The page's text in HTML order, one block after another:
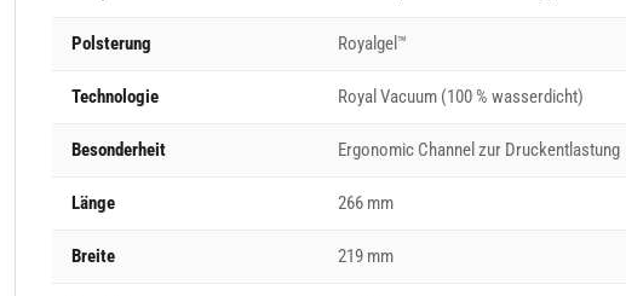
Polsterung Royalgel™
Technologie Royal Vacuum (100 % wasserdicht)
Besonderheit Ergonomic Channel zur Druckentlastung
Länge 266 mm
Breite 219 mm